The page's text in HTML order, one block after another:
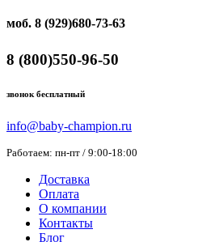
моб. 8 (929)680-73-63
8 (800)550-96-50
звонок бесплатный
info@baby-champion.ru
Работаем: пн-пт / 9:00-18:00
Доставка
Оплата
О компании
Контакты
Блог